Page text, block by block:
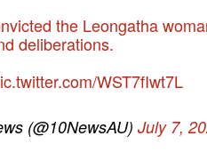
the Leongatha
deliberations.
WST7fIwt7L
(@10NewsAU)July 7,